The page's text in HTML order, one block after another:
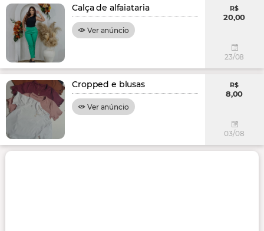
Calça de alfaiataria
Ver anúncio
R$
20,00
23/08
Cropped e blusas
Ver anúncio
R$
8,00
03/08